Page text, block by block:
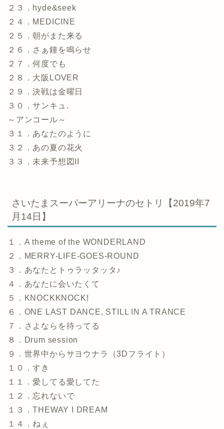
２３．hyde&seek
２４．MEDICINE
２５．朝がまた来る
２６．さぁ鐘を鳴らせ
２７．何度でも
２８．大阪LOVER
２９．決戦は金曜日
３０．サンキュ.
～アンコール～
３１．あなたのように
３２．あの夏の花火
３３．未来予想図II
さいたまスーパーアリーナのセトリ【2019年7
月14日】
１．A theme of the WONDERLAND
２．MERRY-LIFE-GOES-ROUND
３．あなたとトゥラッタッタ♪
４．あなたに会いたくて
５．KNOCKKNOCK!
６．ONE LAST DANCE, STILL IN A TRANCE
７．さよならを待ってる
８．Drum session
９．世界中からサヨウナラ（3Dフライト）
１０．すき
１１．愛してる愛してた
１２．忘れないで
１３．THEWAY I DREAM
１４．ねぇ